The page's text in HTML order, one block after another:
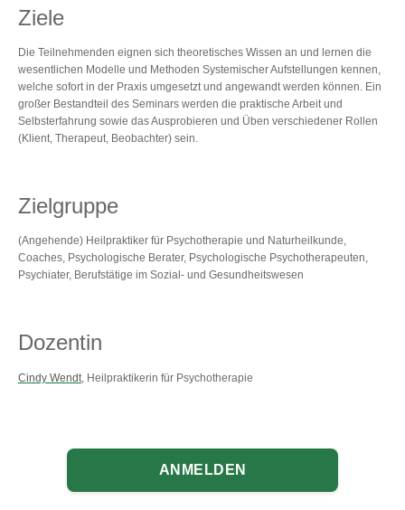
Ziele
Die Teilnehmenden eignen sich theoretisches Wissen an und lernen die
wesentlichen Modelle und Methoden Systemischer Aufstellungen kennen,
welche sofort in der Praxis umgesetzt und angewandt werden können. Ein
großer Bestandteil des Seminars werden die praktische Arbeit und
Selbsterfahrung sowie das Ausprobieren und Üben verschiedener Rollen
(Klient, Therapeut, Beobachter) sein.
Zielgruppe
(Angehende) Heilpraktiker für Psychotherapie und Naturheilkunde,
Coaches, Psychologische Berater, Psychologische Psychotherapeuten,
Psychiater, Berufstätige im Sozial- und Gesundheitswesen
Dozentin
Cindy Wendt , Heilpraktikerin für Psychotherapie
ANMELDEN